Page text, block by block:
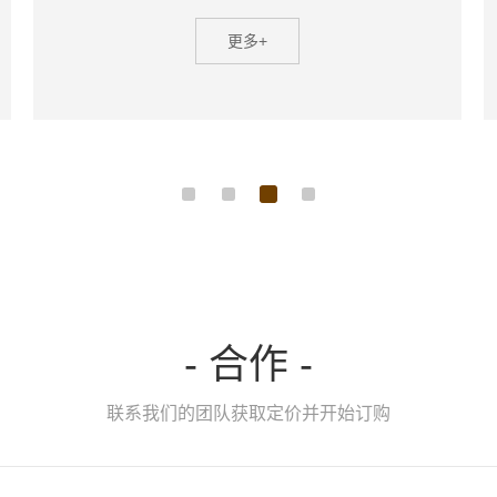
更多+
- 合作 -
联系我们的团队获取定价并开始订购